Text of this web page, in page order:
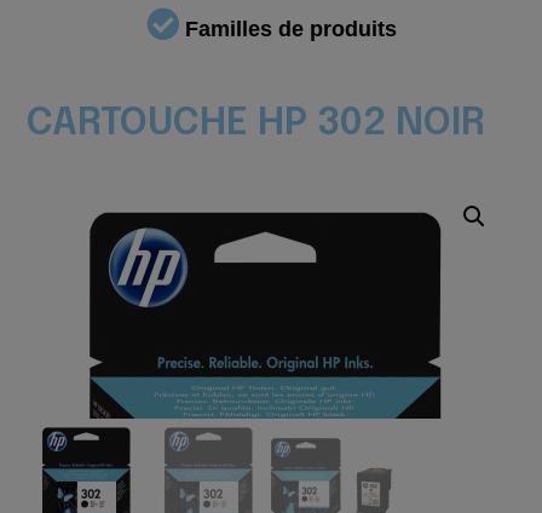
Familles de produits
CARTOUCHE HP 302 NOIR